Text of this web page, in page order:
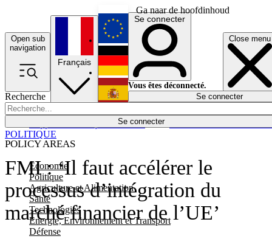
Ga naar de hoofdinhoud
Open sub
navigation
Close menu
Recherche
Se connecter
POLICY AREAS
Economie
Politique
Agriculture et Alimentation
Santé
Technologies
Energie, Environnement et Transport
Défense
Économie
Français
English
Deutsch
Español
Se connecter
Vous êtes déconnecté.
Se connecter
FMI : ‘Il faut accélérer le
processus d’intégration du
marché financier de l’UE’
POLITIQUE